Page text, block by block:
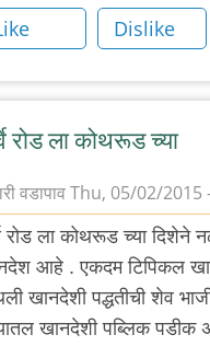
Dislike
रोड ला कोथरूड च्या
वडापावThu, 05/02/2015
रोड ला कोथरूड च्या दिशेने
आहे . एकदम टिपिकल
खानदेशी पद्धतीची शेव
खानदेशी पब्लिक पडीक